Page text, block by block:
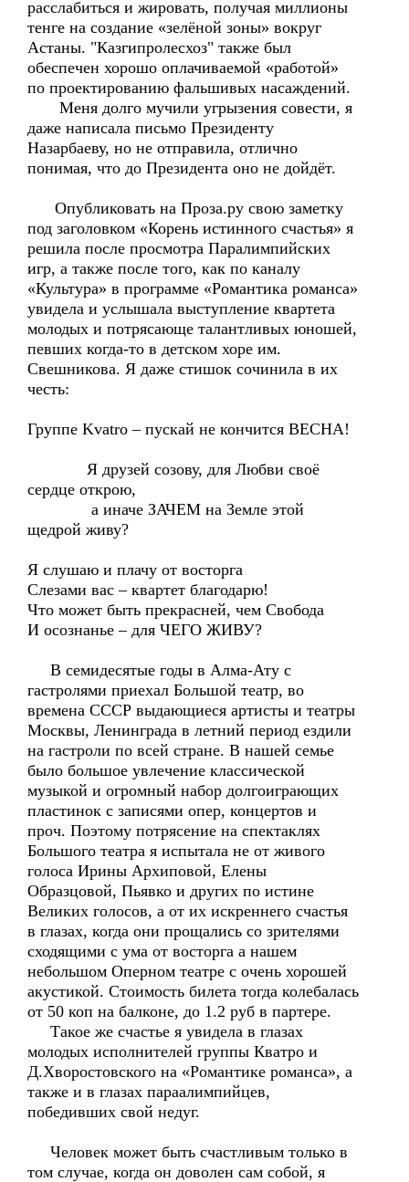
расслабиться и жировать, получая миллионы
тенге на создание «зелёной зоны» вокруг
Астаны. "Казгипролесхоз" также был
обеспечен хорошо оплачиваемой «работой»
по проектированию фальшивых насаждений.
Меня долго мучили угрызения совести, я
даже написала письмо Президенту
Назарбаеву, но не отправила, отлично
понимая, что до Президента оно не дойдёт.
Опубликовать на Проза.ру свою заметку
под заголовком «Корень истинного счастья» я
решила после просмотра Паралимпийских
игр, а также после того, как по каналу
«Культура» в программе «Романтика романса»
увидела и услышала выступление квартета
молодых и потрясающе талантливых юношей,
певших когда-то в детском хоре им.
Свешникова. Я даже стишок сочинила в их
честь:
Группе Kvatro – пускай не кончится ВЕСНА!
Я друзей созову, для Любви своё
сердце открою,
а иначе ЗАЧЕМ на Земле этой
щедрой живу?
Я слушаю и плачу от восторга
Слезами вас – квартет благодарю!
Что может быть прекрасней, чем Свобода
И осознанье – для ЧЕГО ЖИВУ?
В семидесятые годы в Алма-Ату с
гастролями приехал Большой театр, во
времена СССР выдающиеся артисты и театры
Москвы, Ленинграда в летний период ездили
на гастроли по всей стране. В нашей семье
было большое увлечение классической
музыкой и огромный набор долгоиграющих
пластинок с записями опер, концертов и
проч. Поэтому потрясение на спектаклях
Большого театра я испытала не от живого
голоса Ирины Архиповой, Елены
Образцовой, Пьявко и других по истине
Великих голосов, а от их искреннего счастья
в глазах, когда они прощались со зрителями
сходящими с ума от восторга а нашем
небольшом Оперном театре с очень хорошей
акустикой. Стоимость билета тогда колебалась
от 50 коп на балконе, до 1.2 руб в партере.
Такое же счастье я увидела в глазах
молодых исполнителей группы Кватро и
Д.Хворостовского на «Романтике романса», а
также и в глазах параалимпийцев,
победивших свой недуг.
Человек может быть счастливым только в
том случае, когда он доволен сам собой, я